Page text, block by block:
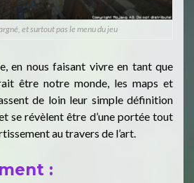
et surtout pas le menu du jeu
en nous faisant vivre en tant que
être notre monde, les maps et
de loin leur simple définition
se révèlent être d’une portée tout
au travers de l’art.
: